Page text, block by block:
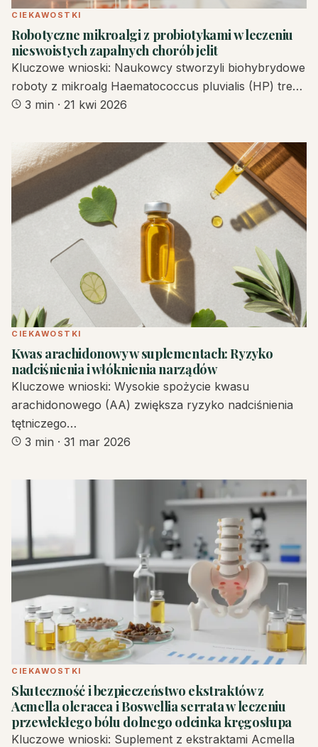
CIEKAWOSTKI
Robotyczne mikroalgi z probiotykami w leczeniu
nieswoistych zapalnych chorób jelit
Kluczowe wnioski: Naukowcy stworzyli biohybrydowe
roboty z mikroalg Haematococcus pluvialis (HP) tre…
3 min · 21 kwi 2026
CIEKAWOSTKI
Kwas arachidonowy w suplementach: Ryzyko
nadciśnienia i włóknienia narządów
Kluczowe wnioski: Wysokie spożycie kwasu
arachidonowego (AA) zwiększa ryzyko nadciśnienia
tętniczego…
3 min · 31 mar 2026
CIEKAWOSTKI
Skuteczność i bezpieczeństwo ekstraktów z
Acmella oleracea i Boswellia serrata w leczeniu
przewlekłego bólu dolnego odcinka kręgosłupa
Kluczowe wnioski: Suplement z ekstraktami Acmella